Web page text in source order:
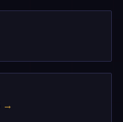
→